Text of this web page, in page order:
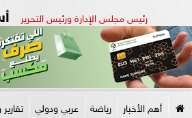
رئيس مجلس الإدارة ورئيس التحرير
أهم الأخبار رياضة عربي ودولي